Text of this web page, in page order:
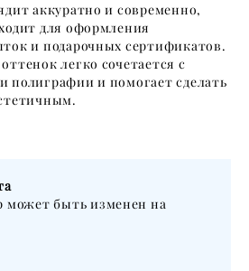
аккуратно и современно,
для оформления
и подарочных сертификатов.
легко сочетается с
полиграфии и помогает сделать
может быть изменен на